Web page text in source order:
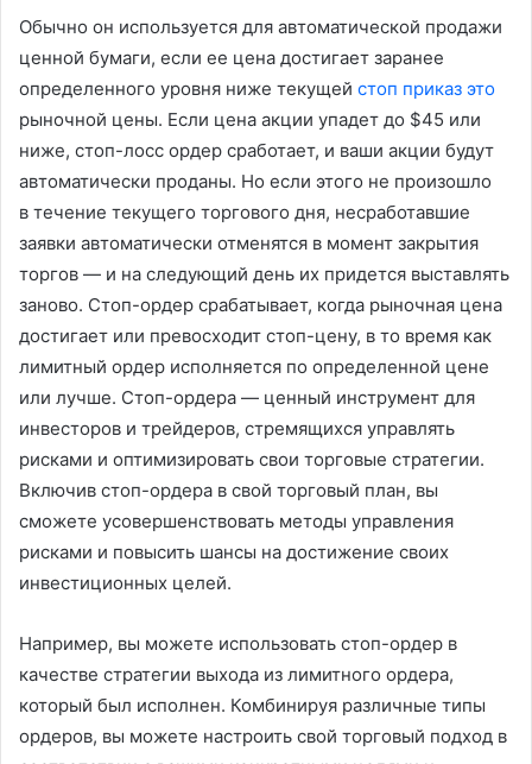
Обычно он используется для автоматической продажи
ценной бумаги, если ее цена достигает заранее
определенного уровня ниже текущей стоп приказ это
рыночной цены. Если цена акции упадет до $45 или
ниже, стоп-лосс ордер сработает, и ваши акции будут
автоматически проданы. Но если этого не произошло
в течение текущего торгового дня, несработавшие
заявки автоматически отменятся в момент закрытия
торгов — и на следующий день их придется выставлять
заново. Стоп-ордер срабатывает, когда рыночная цена
достигает или превосходит стоп-цену, в то время как
лимитный ордер исполняется по определенной цене
или лучше. Стоп-ордера — ценный инструмент для
инвесторов и трейдеров, стремящихся управлять
рисками и оптимизировать свои торговые стратегии.
Включив стоп-ордера в свой торговый план, вы
сможете усовершенствовать методы управления
рисками и повысить шансы на достижение своих
инвестиционных целей.
Например, вы можете использовать стоп-ордер в
качестве стратегии выхода из лимитного ордера,
который был исполнен. Комбинируя различные типы
ордеров, вы можете настроить свой торговый подход в